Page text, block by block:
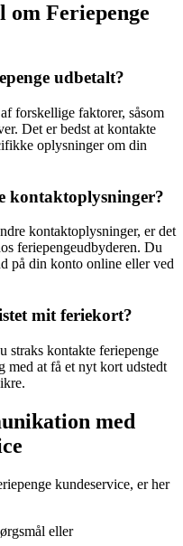
om Feriepenge
udbetalt?
forskellige faktorer, såsom
Det er bedst at kontakte
oplysninger om din
kontaktoplysninger?
kontaktoplysninger, er det
feriepengeudbyderen. Du
på din konto online eller ved
mit feriekort?
straks kontakte feriepenge
at få et nyt kort udstedt
med
kundeservice, er her
eller